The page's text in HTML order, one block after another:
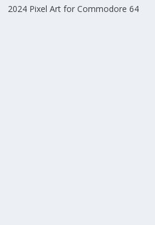
2024 Pixel Art for Commodore 64